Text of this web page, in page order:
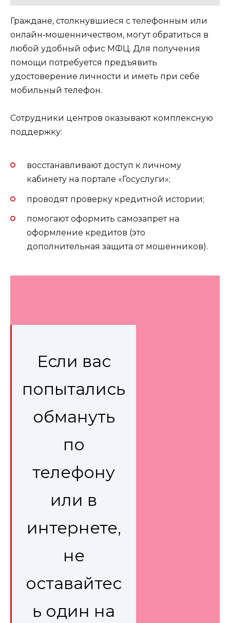
Граждане, столкнувшиеся с телефонным или
онлайн‑мошенничеством, могут обратиться в
любой удобный офис МФЦ. Для получения
помощи потребуется предъявить
удостоверение личности и иметь при себе
мобильный телефон.
Сотрудники центров оказывают комплексную
поддержку:
восстанавливают доступ к личному
кабинету на портале «Госуслуги»;
проводят проверку кредитной истории;
помогают оформить самозапрет на
оформление кредитов (это
дополнительная защита от мошенников).
Если вас
попытались
обмануть
по
телефону
или в
интернете,
не
оставайтес
ь один на